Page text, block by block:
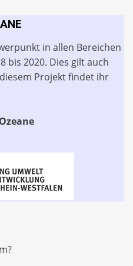
in allen Bereichen
bis 2020. Dies gilt auch
Projekt findet ihr